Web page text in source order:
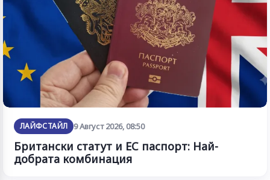
ЛАЙФСТАЙЛ 9 Август 2026, 08:50
Британски статут и ЕС паспорт: Най-
добрата комбинация